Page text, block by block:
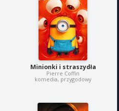
Minionki i straszydła
Pierre Coffin
komedia, przygodowy